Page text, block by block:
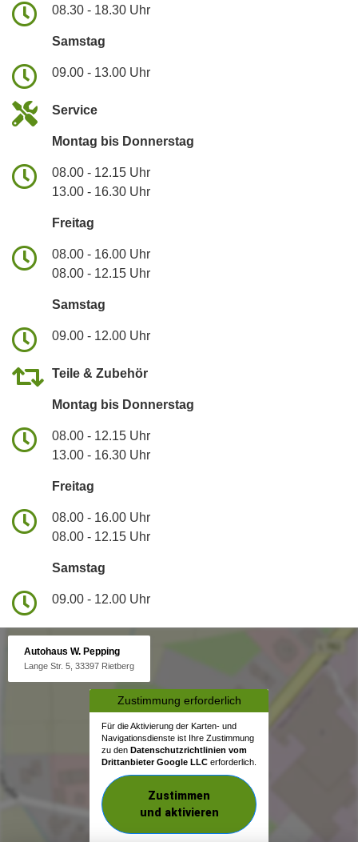
08.30 - 18.30 Uhr
Samstag
09.00 - 13.00 Uhr
Service
Montag bis Donnerstag
08.00 - 12.15 Uhr
13.00 - 16.30 Uhr
Freitag
08.00 - 16.00 Uhr
08.00 - 12.15 Uhr
Samstag
09.00 - 12.00 Uhr
Teile & Zubehör
Montag bis Donnerstag
08.00 - 12.15 Uhr
13.00 - 16.30 Uhr
Freitag
08.00 - 16.00 Uhr
08.00 - 12.15 Uhr
Samstag
09.00 - 12.00 Uhr
Autohaus W. Pepping
Lange Str. 5, 33397 Rietberg
Zustimmung erforderlich
Für die Aktivierung der Karten- und
Navigationsdienste ist Ihre Zustimmung
zu den Datenschutzrichtlinien vom
Drittanbieter Google LLC erforderlich.
Zustimmen
und aktivieren